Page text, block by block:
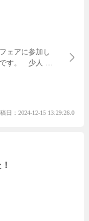
ェアに参加し
す。
少人数
だき、丁寧
ったこと
たのが嬉しか
思を真摯に受
なと期待して
日：2024-12-15 13:29:26.0